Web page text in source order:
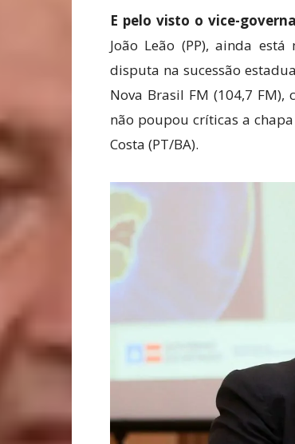
E pelo visto o vice-
João Leão (PP), ainda
disputa na sucessão
Nova Brasil FM (104,7
não poupou críticas a
Costa (PT/BA).